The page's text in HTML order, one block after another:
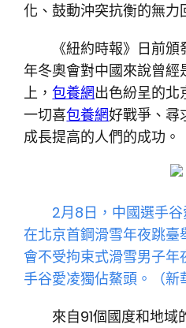
化、鼓動沖突抗衡的無力
《紐約時報》日前頒
年冬奧會對中國來說曾經
上，包養網出色紛呈的北
一切喜包養網好戰爭、尋
成長提高的人們的成功。
2月8日，中國選手谷
在北京首鋼滑雪年夜跳
會不受拘束式滑雪男子
手谷愛凌獨佔鰲頭。（新
來自91個國度和地域